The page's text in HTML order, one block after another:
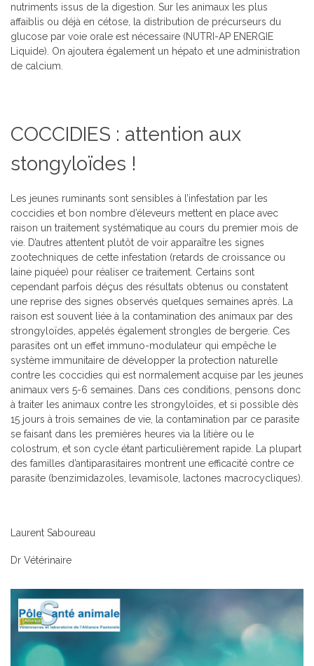
nutriments issus de la digestion. Sur les animaux les plus
affaiblis ou déjà en cétose, la distribution de précurseurs du
glucose par voie orale est nécessaire (NUTRI-AP ENERGIE
Liquide). On ajoutera également un hépato et une administration
de calcium.
COCCIDIES : attention aux
stongyloïdes !
Les jeunes ruminants sont sensibles à l’infestation par les
coccidies et bon nombre d’éleveurs mettent en place avec
raison un traitement systématique au cours du premier mois de
vie. D’autres attentent plutôt de voir apparaître les signes
zootechniques de cette infestation (retards de croissance ou
laine piquée) pour réaliser ce traitement. Certains sont
cependant parfois déçus des résultats obtenus ou constatent
une reprise des signes observés quelques semaines après. La
raison est souvent liée à la contamination des animaux par des
strongyloïdes, appelés également strongles de bergerie. Ces
parasites ont un effet immuno-modulateur qui empêche le
système immunitaire de développer la protection naturelle
contre les coccidies qui est normalement acquise par les jeunes
animaux vers 5-6 semaines. Dans ces conditions, pensons donc
à traiter les animaux contre les strongyloïdes, et si possible dès
15 jours à trois semaines de vie, la contamination par ce parasite
se faisant dans les premières heures via la litière ou le
colostrum, et son cycle étant particulièrement rapide. La plupart
des familles d’antiparasitaires montrent une efficacité contre ce
parasite (benzimidazoles, levamisole, lactones macrocycliques).
Laurent Saboureau
Dr Vétérinaire